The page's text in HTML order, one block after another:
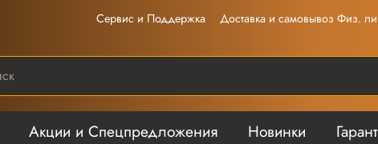
Сервис и Поддержка Доставка и самовывоз Физ.
Акции и Спецпредложения Новинки